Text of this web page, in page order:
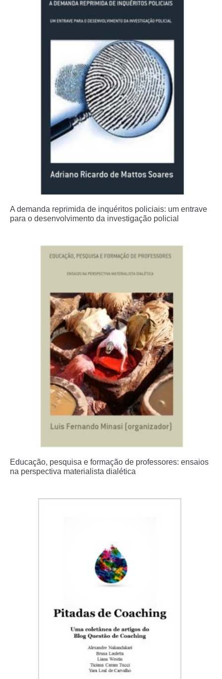
A demanda reprimida de inquéritos policiais: um entrave
para o desenvolvimento da investigação policial
Educação, pesquisa e formação de professores: ensaios
na perspectiva materialista dialética